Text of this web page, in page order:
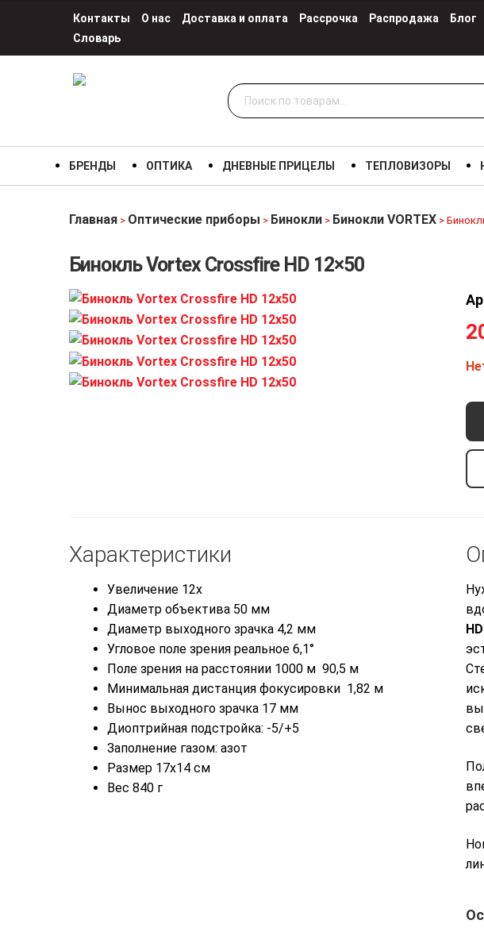
Контакты О нас Доставка и оплата Рассрочка Распродажа
Блог
Словарь
Искать:
БРЕНДЫ ОПТИКА ДНЕВНЫЕ ПРИЦЕЛЫ ТЕПЛОВИЗОРЫ
Главная > Оптические приборы > Бинокли > Бинокли VORTEX >
Бинокль Vortex Crossfire HD 12×50
Характеристики
Увеличение 12x
Диаметр объектива 50 мм
Диаметр выходного зрачка 4,2 мм
Угловое поле зрения реальное 6,1°
Поле зрения на расстоянии 1000 м 90,5 м
Минимальная дистанция фокусировки 1,82 м
Вынос выходного зрачка 17 мм
Диоптрийная подстройка: -5/+5
Заполнение газом: азот
Размер 17х14 см
Вес 840 г